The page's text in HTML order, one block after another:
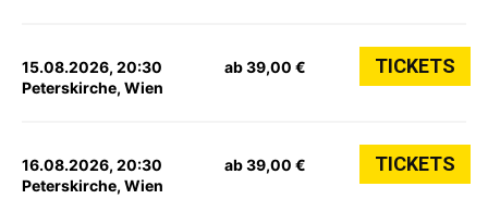
15.08.2026, 20:30
Peterskirche, Wien
ab 39,00 € TICKETS
16.08.2026, 20:30
Peterskirche, Wien
ab 39,00 € TICKETS